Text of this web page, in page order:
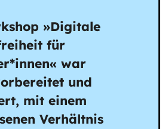
»Digitale
für
war
und
mit einem
Verhältnis